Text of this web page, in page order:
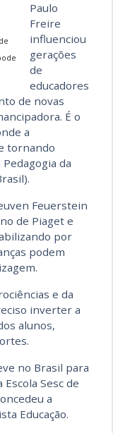
Paulo
Freire
influenciou
gerações
de
educadores
de novas
É o
a
tornando
da
Feuerstein
de Piaget e
por
podem
e da
inverter a
alunos,
no Brasil para
Sesc de
a
Educação.